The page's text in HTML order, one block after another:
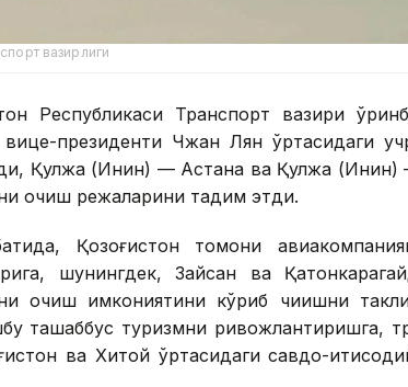
вазирлиги
Республикаси Транспорт вазири
вице-президенти Чжан Лян ўртасидаги
Қулжа (Инин) — Астана ва Қулжа
очиш режаларини тақдим этди.
Қозоғистон томони
шунингдек, Зайсан ва
очиш имкониятини кўриб чиқишни
ташаббус туризмни ривожлантиришга,
ва Хитой ўртасидаги савдо-